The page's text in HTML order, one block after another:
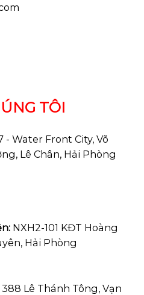
TÔI
- Water Front City, Võ
Lê Chân, Hải Phòng
NXH2-101 KĐT Hoàng
Hải Phòng
388 Lê Thánh Tông, Vạn